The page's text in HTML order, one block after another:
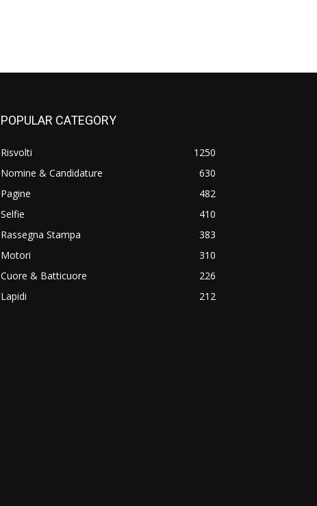
POPULAR CATEGORY
Risvolti
1250
Nomine & Candidature
630
Pagine
482
Selfie
410
Rassegna Stampa
383
Motori
310
Cuore & Batticuore
226
Lapidi
212